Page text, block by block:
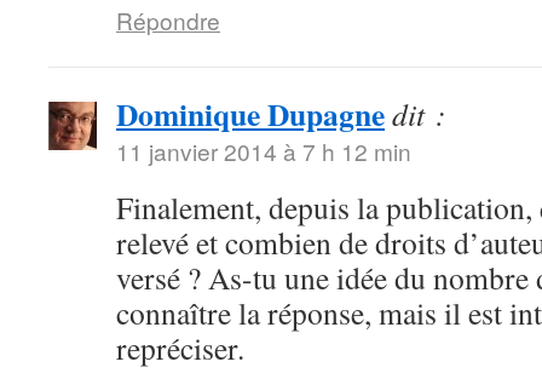
Répondre
Dominique Dupagnedit :
11 janvier 2014 à 7 h 12 min
Finalement, depuis la publication,
relevé et combien de droits
versé ? As-tu une idée du nombre
connaître la réponse, mais il est
repréciser.